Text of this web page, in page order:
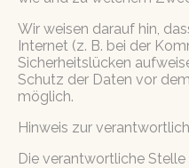
Wir weisen darauf hin,
Internet (z. B. bei der
Sicherheitslücken
Schutz der Daten vor
möglich.
Hinweis zur
Die verantwortliche